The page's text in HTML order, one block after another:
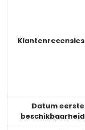
Klantenrecensies
Datum eerste
beschikbaarheid